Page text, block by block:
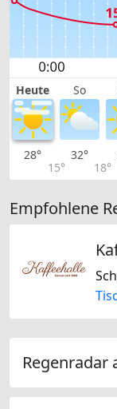
Heute So
28°
15°
32°
18°
Empfohlene
Regenradar